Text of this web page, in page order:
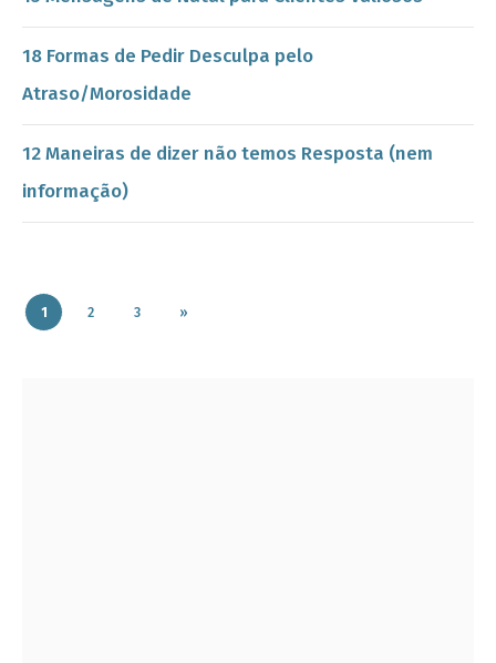
18 Formas de Pedir Desculpa pelo
Atraso/Morosidade
12 Maneiras de dizer não temos Resposta (nem
informação)
1 2 3 »